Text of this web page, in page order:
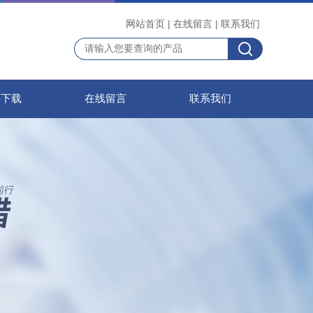
网站首页 | 在线留言 | 联系我们
载 在线留言 联系我们